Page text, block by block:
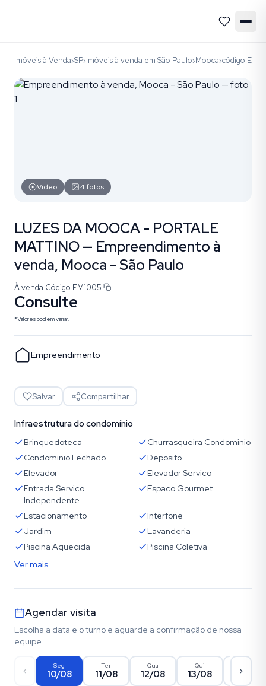
Imóveis à Venda›SP›Imóveis à venda em São Paulo›Mooca›código
Vídeo 4fotos
LUZES DA MOOCA - PORTALE
MATTINO — Empreendimento à
venda, Mooca - São Paulo
À venda·Código EM1005
Consulte
*Valores podem variar.
Empreendimento
Salvar Compartilhar
Infraestrutura do condomínio
Brinquedoteca
Churrasqueira Condominio
Condominio Fechado
Deposito
Elevador
Elevador Servico
Entrada Servico
Independente
Espaco Gourmet
Estacionamento
Interfone
Jardim
Lavanderia
Piscina Aquecida
Piscina Coletiva
Ver mais
Agendar visita
Escolha a data e o turno e aguarde a confirmação de nossa
equipe.
Seg
10/08
Ter
11/08
Qua
12/08
Qui
13/08 14/08